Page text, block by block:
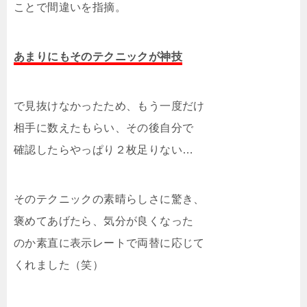
ことで間違いを指摘。
あまりにもそのテクニックが神技
で見抜けなかったため、もう一度だけ
相手に数えたもらい、その後自分で
確認したらやっぱり２枚足りない…
そのテクニックの素晴らしさに驚き、
褒めてあげたら、気分が良くなった
のか素直に表示レートで両替に応じて
くれました（笑）